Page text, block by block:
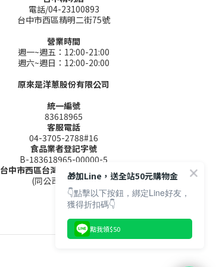
電話/04-23100893
台中市西區精明二街75號
營業時間
週一~週五：12:00-21:00
週六~週日：12:00-20:00
原來是洋蔥股份有限公司
統一編號
83618965
客服電話
04-3705-2788#16
食品業者登記字號
B-183618965-00000-5
台中市西區台灣大道二段285號9樓
(同公司聯絡地址)🎁加Line，送全站50元購物金
👇點擊以下按鈕，綁定Line好友，
獲得折扣碼👇
點我領$50